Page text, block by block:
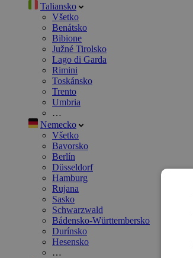
Taliansko
Všetko
Benátsko
Bibione
Južné Tirolsko
Lago di Garda
Rimini
Toskánsko
Trento
Umbria
…
Nemecko
Všetko
Bavorsko
Berlín
Düsseldorf
Hamburg
Rujana
Sasko
Schwarzwald
Bádensko-Württembersko
Durínsko
Hesensko
…